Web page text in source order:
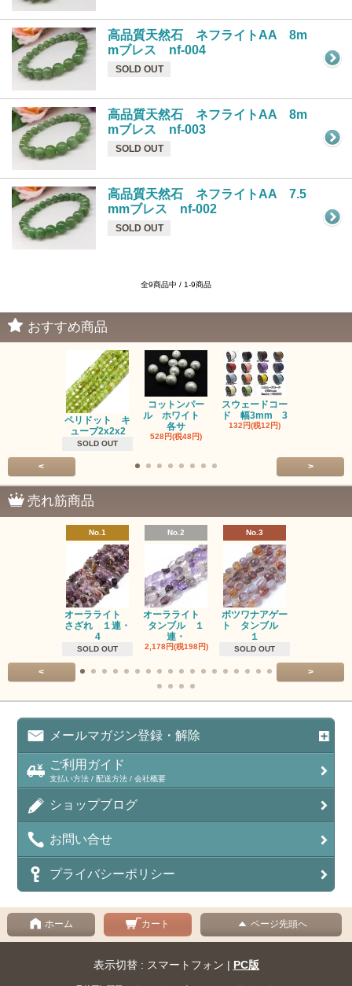
高品質天然石 ネフライトAA 8m
mブレス nf-004
SOLD OUT
高品質天然石 ネフライトAA 8m
mブレス nf-003
SOLD OUT
高品質天然石 ネフライトAA 7.5
mmブレス nf-002
SOLD OUT
全9商品中 / 1-9商品
おすすめ商品
ペリドット キ
ューブ2x2x2
SOLD OUT
コットンパー
ル ホワイト
各サ
528円(税48円)
スウェードコー
ド 幅3mm 3
132円(税12円)
< >
売れ筋商品
No.1
オーラライト
さざれ １連・
4
SOLD OUT
No.2
オーラライト
タンブル １
連・
2,178円(税198円)
No.3
ボツワナアゲー
ト タンブル
１
SOLD OUT
< >
メールマガジン登録・解除
ご利用ガイド
支払い方法 / 配送方法 / 会社概要
ショップブログ
お問い合せ
プライバシーポリシー
ホーム カート ページ先頭へ
表示切替 : スマートフォン | PC版